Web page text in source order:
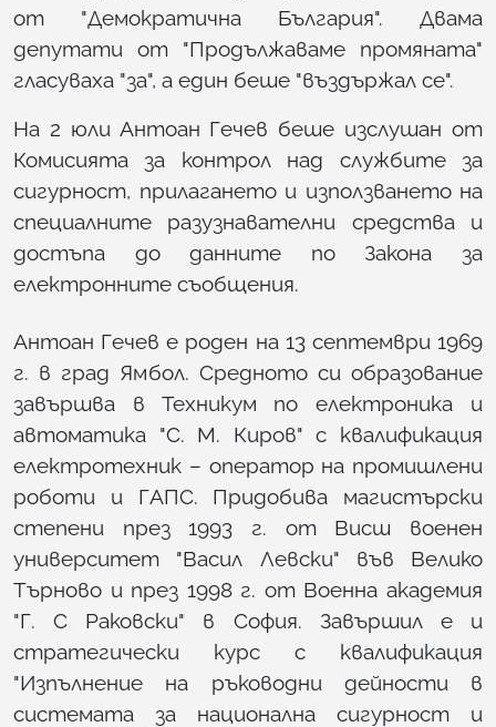
от "Демократична България". Двама
депутати от "Продължаваме промяната"
гласуваха "за", а един беше "въздържал се".
На 2 юли Антоан Гечев беше изслушан от
Комисията за контрол над службите за
сигурност, прилагането и използването на
специалните разузнавателни средства и
достъпа до данните по Закона за
електронните съобщения.
Антоан Гечев е роден на 13 септември 1969
г. в град Ямбол. Средното си образование
завършва в Техникум по електроника и
автоматика "С. М. Киров" с квалификация
електротехник – оператор на промишлени
роботи и ГАПС. Придобива магистърски
степени през 1993 г. от Висш военен
университет "Васил Левски" във Велико
Търново и през 1998 г. от Военна академия
"Г. С Раковски" в София. Завършил е и
стратегически курс с квалификация
"Изпълнение на ръководни дейности в
системата за национална сигурност и